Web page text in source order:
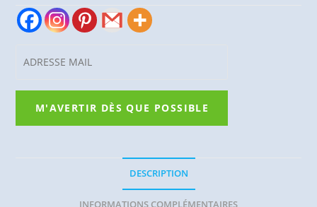
DESCRIPTION
INFORMATIONS COMPLÉMENTAIRES